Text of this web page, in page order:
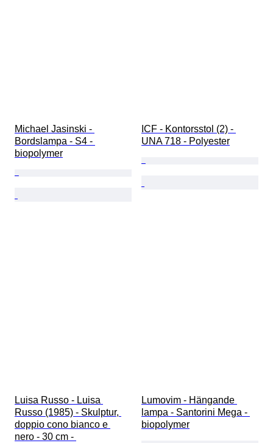
Michael Jasinski -
Bordslampa - S4 -
biopolymer
ICF - Kontorsstol (2) -
UNA 718 - Polyester
Luisa Russo - Luisa
Russo (1985) - Skulptur,
doppio cono bianco e
nero - 30 cm -
Lumovim - Hängande
lampa - Santorini Mega -
biopolymer